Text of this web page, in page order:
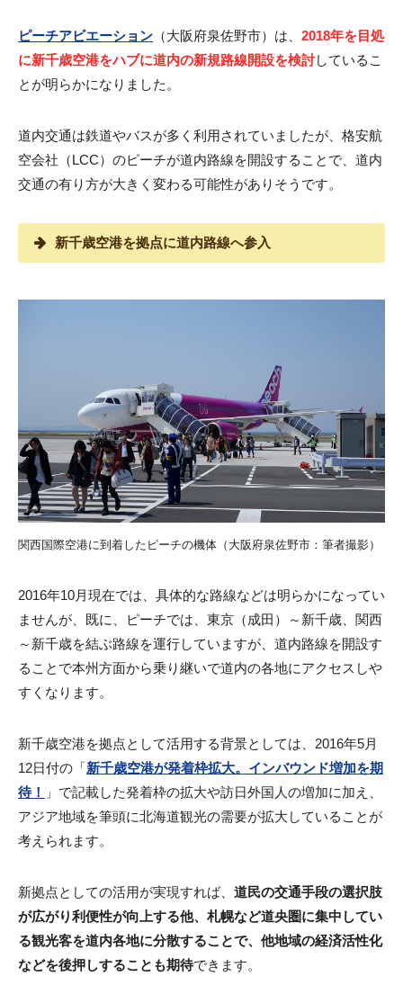
ピーチアビエーション （大阪府泉佐野市）は、 2018年を目処
に新千歳空港をハブに道内の新規路線開設を検討しているこ
とが明らかになりました。
道内交通は鉄道やバスが多く利用されていましたが、格安航
空会社（LCC）のピーチが道内路線を開設することで、道内
交通の有り方が大きく変わる可能性がありそうです。
新千歳空港を拠点に道内路線へ参入
関西国際空港に到着したピーチの機体（大阪府泉佐野市：筆者撮影）
2016年10月現在では、具体的な路線などは明らかになってい
ませんが、既に、ピーチでは、東京（成田）～新千歳、関西
～新千歳を結ぶ路線を運行していますが、道内路線を開設す
ることで本州方面から乗り継いで道内の各地にアクセスしや
すくなります。
新千歳空港を拠点として活用する背景としては、2016年5月
12日付の「新千歳空港が発着枠拡大。インバウンド増加を期
待！
」で記載した発着枠の拡大や訪日外国人の増加に加え、
アジア地域を筆頭に北海道観光の需要が拡大していることが
考えられます。
新拠点としての活用が実現すれば、 道民の交通手段の選択肢
が広がり利便性が向上する他、札幌など道央圏に集中してい
る観光客を道内各地に分散することで、他地域の経済活性化
などを後押しすることも期待できます。